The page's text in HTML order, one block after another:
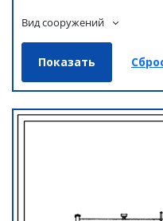
Вид сооружений